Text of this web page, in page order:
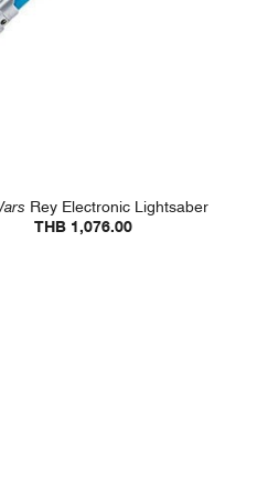
Rey Electronic Lightsaber
THB 1,076.00